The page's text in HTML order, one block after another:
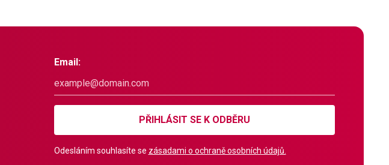
Email:
PŘIHLÁSIT SE K ODBĚRU
Odesláním souhlasíte se zásadami o ochraně osobních údajů.